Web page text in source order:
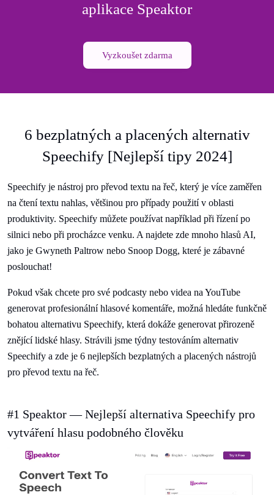
aplikace Speaktor
Vyzkoušet zdarma
6 bezplatných a placených alternativ
Speechify [Nejlepší tipy 2024]
Speechify je nástroj pro převod textu na řeč, který je více zaměřen
na čtení textu nahlas, většinou pro případy použití v oblasti
produktivity. Speechify můžete používat například při řízení po
silnici nebo při procházce venku. A najdete zde mnoho hlasů AI,
jako je Gwyneth Paltrow nebo Snoop Dogg, které je zábavné
poslouchat!
Pokud však chcete pro své podcasty nebo videa na YouTube
generovat profesionální hlasové komentáře, možná hledáte funkčně
bohatou alternativu Speechify, která dokáže generovat přirozeně
znějící lidské hlasy. Strávili jsme týdny testováním alternativ
Speechify a zde je 6 nejlepších bezplatných a placených nástrojů
pro převod textu na řeč.
#1 Speaktor — Nejlepší alternativa Speechify pro
vytváření hlasu podobného člověku